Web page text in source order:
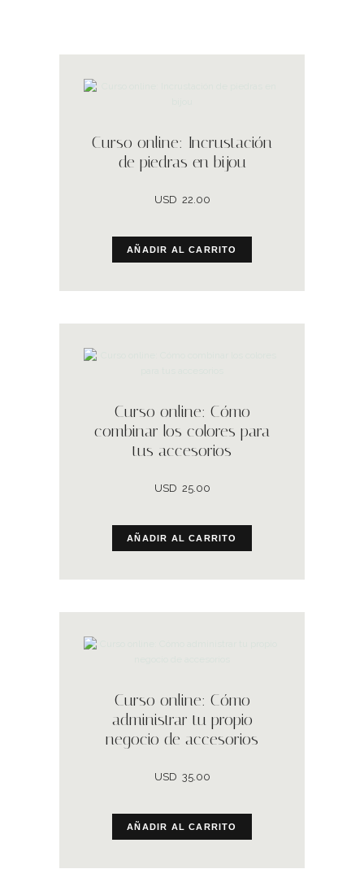
Curso online: Incrustación
de piedras en bijou
USD 22.00
AÑADIR AL CARRITO
Curso online: Cómo
combinar los colores para
tus accesorios
USD 25.00
AÑADIR AL CARRITO
Curso online: Cómo
administrar tu propio
negocio de accesorios
USD 35.00
AÑADIR AL CARRITO